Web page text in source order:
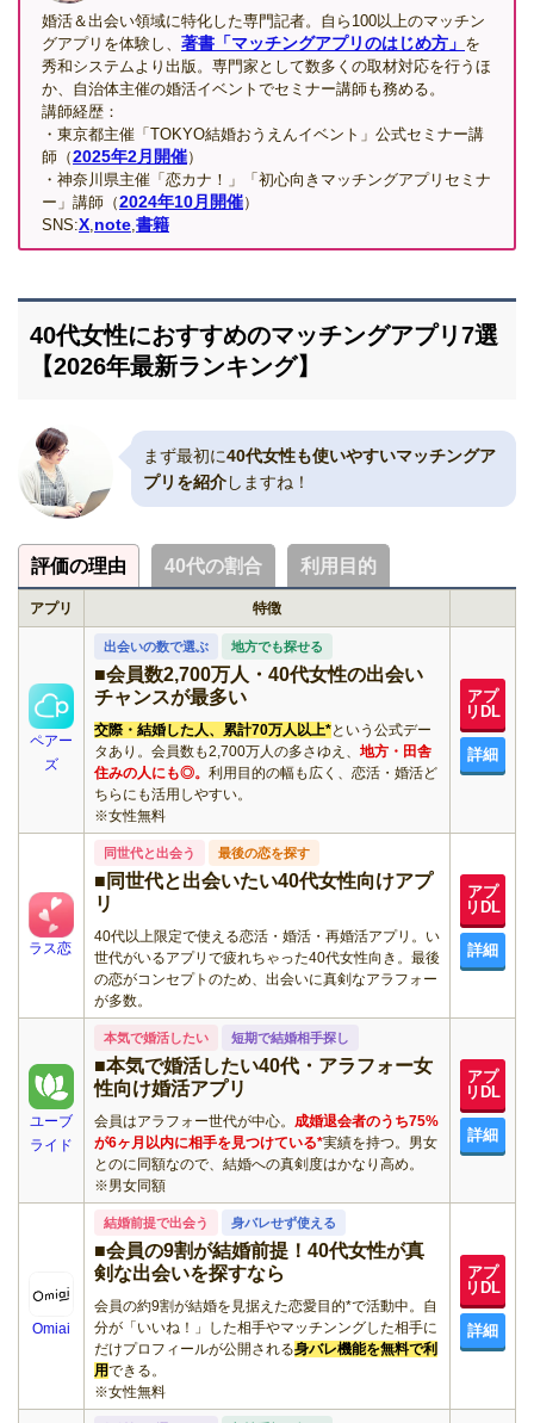
ペアーズの会員数を2,000万人から2,500万人に変更しました。
2025年11月18日
警視庁の情報をもとに、SNS型ロマンス詐欺の注意喚起を追加し
ました。
2025年11月10日
Dineの改名（Dine→D³）に伴い、新名称D³（ディースリー）に変
更しました。
2025年9月19日
婚活＆出会い領域に特化した専門記者。自ら100以上のマッチン
グアプリを体験し、 著書「マッチングアプリのはじめ方」 を
秀和システムより出版。専門家として数多くの取材対応を行うほ
か、自治体主催の婚活イベントでセミナー講師も務める。
講師経歴：
・東京都主催「TOKYO結婚おうえんイベント」公式セミナー講
師（2025年2月開催）
・神奈川県主催「恋カナ！」「初心向きマッチングアプリセミナ
ー」講師（2024年10月開催）
SNS:X note 書籍
40代女性におすすめのマッチングアプリ7選
【2026年最新ランキング】
まず最初に40代女性も使いやすいマッチングア
プリを紹介しますね！
評価の理由 40代の割合 利用目的
アプリ 特徴
ペアー
ズ
出会いの数で選ぶ 地方でも探せる
■会員数2,700万人・40代女性の出会い
チャンスが最多い
交際・結婚した人、累計70万人以上*という公式デー
タあり。会員数も2,700万人の多さゆえ、 地方・田舎
住みの人にも◎。 利用目的の幅も広く、恋活・婚活ど
ちらにも活用しやすい。
※女性無料
アプ
リDL
詳細
ラス恋
同世代と出会う 最後の恋を探す
■同世代と出会いたい40代女性向けアプ
リ
40代以上限定で使える恋活・婚活・再婚活アプリ。い
世代がいるアプリで疲れちゃった40代女性向き。最後
の恋がコンセプトのため、出会いに真剣なアラフォー
が多数。
アプ
リDL
詳細
ユーブ
ライド
本気で婚活したい 短期で結婚相手探し
■本気で婚活したい40代・アラフォー女
性向け婚活アプリ
会員はアラフォー世代が中心。 成婚退会者のうち75%
が6ヶ月以内に相手を見つけている*実績を持つ。男女
とのに同額なので、結婚への真剣度はかなり高め。
※男女同額
アプ
リDL
詳細
Omiai
結婚前提で出会う 身バレせず使える
■会員の9割が結婚前提！40代女性が真
剣な出会いを探すなら
会員の約9割が結婚を見据えた恋愛目的*で活動中。自
分が「いいね！」した相手やマッチンングした相手に
だけプロフィールが公開される身バレ機能を無料で利
用できる。
※女性無料
アプ
リDL
詳細